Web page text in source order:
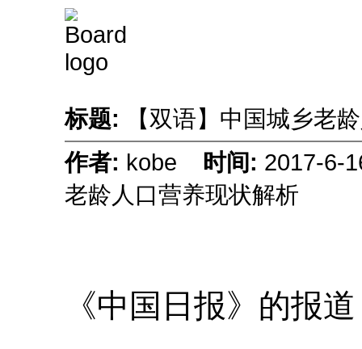
标题:
【双语】中国城乡老
作者: kobe 时间: 2017-
老龄人口营养现状解析
《中国日报》的报道